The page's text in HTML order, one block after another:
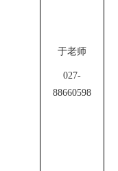
于老师
027-
88660598